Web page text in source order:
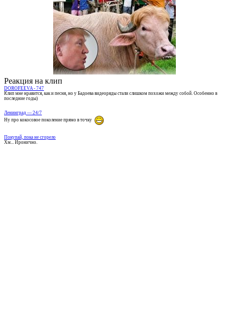
Реакция на клип
DOROFEEVA - 747
Клип мне нравится, как и песня, но у Бадоева видеоряды стали слишком похожи между собой. Особенно в
последние годы)
Ленинград — 24/7
Ну про кокосовое поколение прямо в точку
Покупай, пока не сгорело
Хм... Иронично.